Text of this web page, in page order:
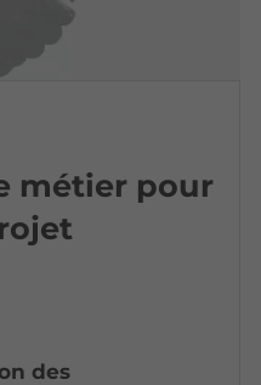
métier pour
des